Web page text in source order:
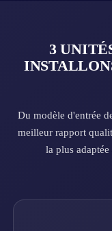
3
Du modèle d'entrée
meilleur rapport
la plus